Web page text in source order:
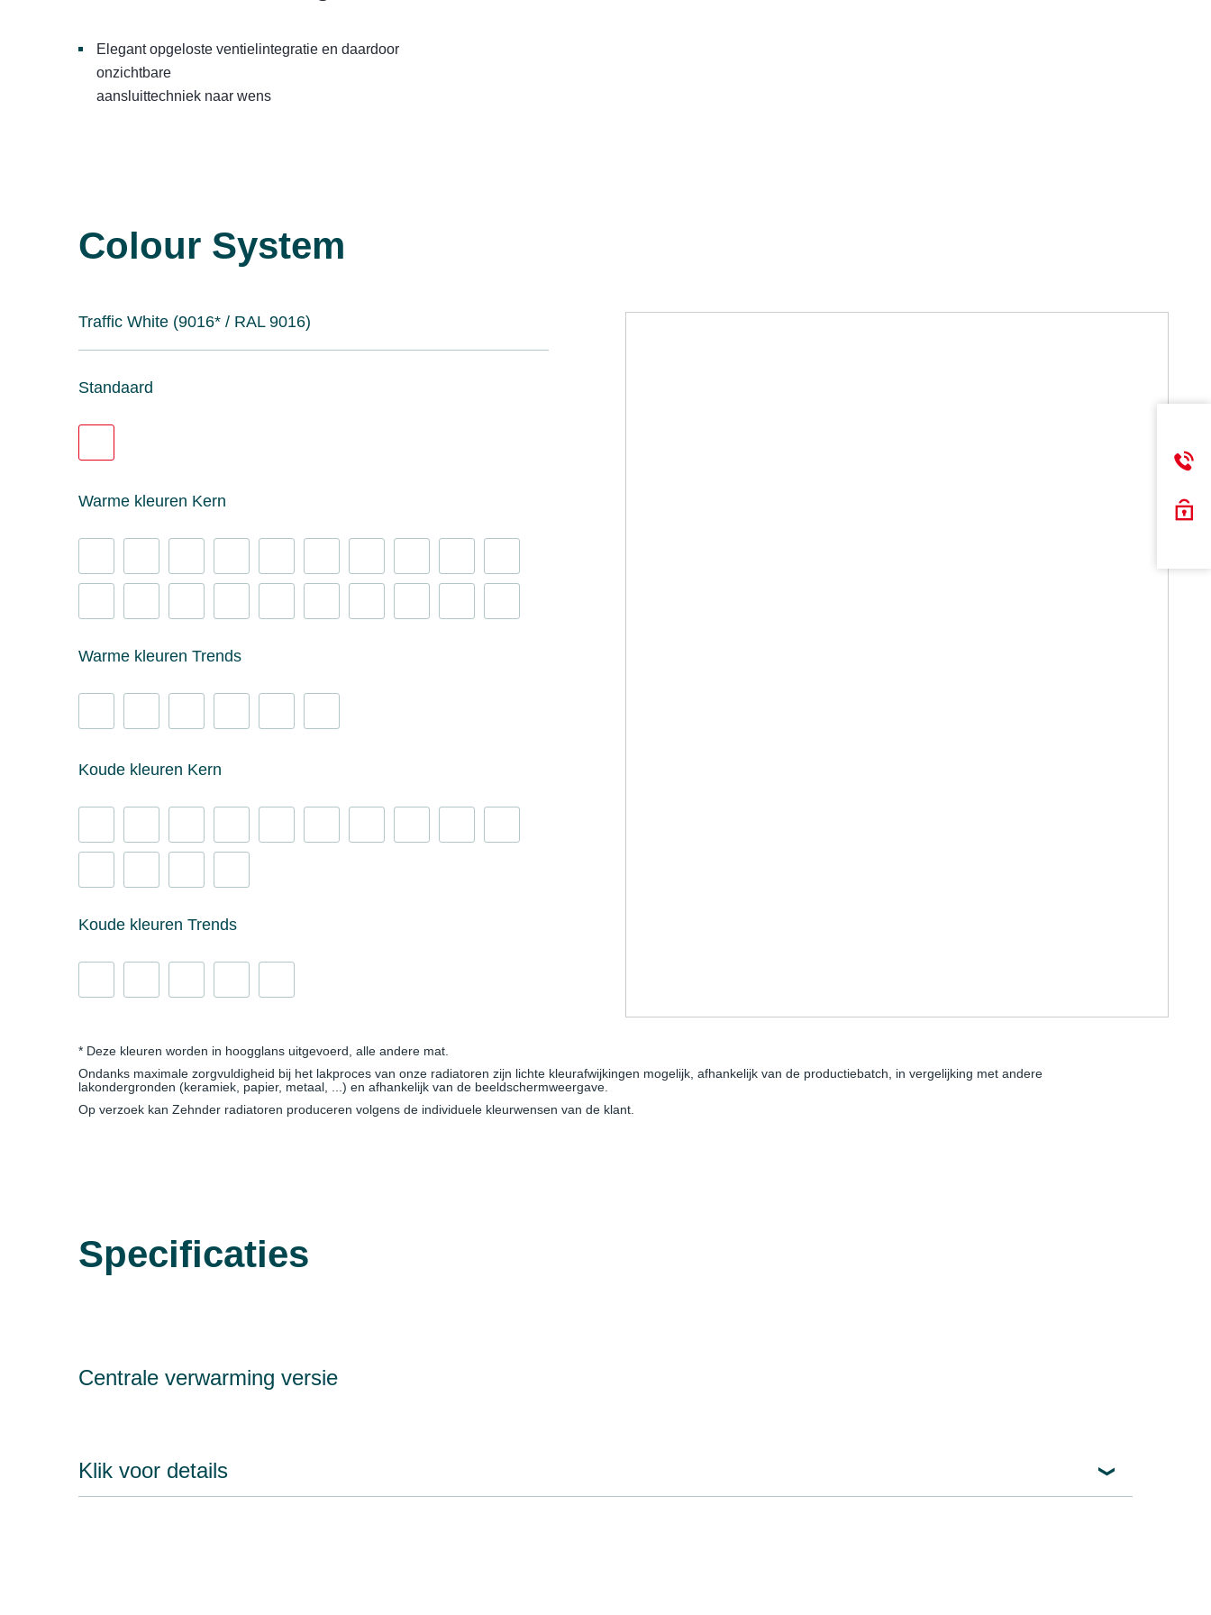
Elegant opgeloste ventielintegratie en daardoor
onzichtbare
aansluittechniek naar wens
Colour System
Traffic White (9016* / RAL 9016)
Standaard
Warme kleuren Kern
Warme kleuren Trends
Koude kleuren Kern
Koude kleuren Trends
* Deze kleuren worden in hoogglans uitgevoerd, alle andere mat.
Ondanks maximale zorgvuldigheid bij het lakproces van onze radiatoren zijn lichte kleurafwijkingen mogelijk, afhankelijk van de productiebatch, in vergelijking met andere
lakondergronden (keramiek, papier, metaal, ...) en afhankelijk van de beeldschermweergave.
Op verzoek kan Zehnder radiatoren produceren volgens de individuele kleurwensen van de klant.
Specificaties
Centrale verwarming versie
Klik voor details